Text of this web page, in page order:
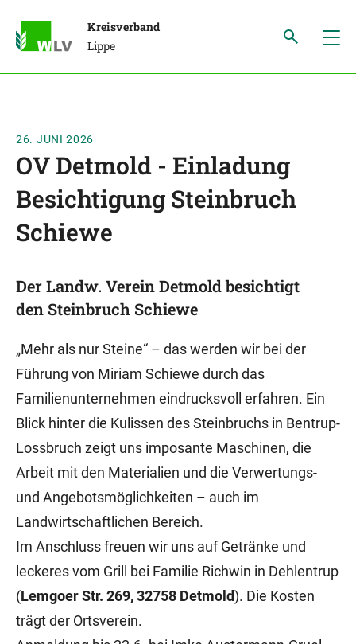
Kreisverband
Lippe
26. JUNI 2026
OV Detmold - Einladung
Besichtigung Steinbruch
Schiewe
Der Landw. Verein Detmold besichtigt
den Steinbruch Schiewe
„Mehr als nur Steine“ – das werden wir bei der
Führung von Miriam Schiewe durch das
Familienunternehmen eindrucksvoll erfahren. Ein
Blick hinter die Kulissen des Steinbruchs in Bentrup-
Lossbruch zeigt uns imposante Maschinen, die
Arbeit mit den Materialien und die Verwertungs-
und Angebotsmöglichkeiten – auch im
Landwirtschaftlichen Bereich.
Im Anschluss freuen wir uns auf Getränke und
leckeres vom Grill bei Familie Richwin in Dehlentrup
(Lemgoer Str. 269, 32758 Detmold). Die Kosten
trägt der Ortsverein.